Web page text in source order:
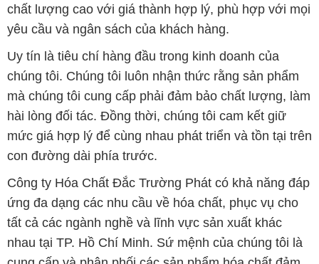
chất lượng cao với giá thành hợp lý, phù hợp với mọi
yêu cầu và ngân sách của khách hàng.
Uy tín là tiêu chí hàng đầu trong kinh doanh của
chúng tôi. Chúng tôi luôn nhận thức rằng sản phẩm
mà chúng tôi cung cấp phải đảm bảo chất lượng, làm
hài lòng đối tác. Đồng thời, chúng tôi cam kết giữ
mức giá hợp lý để cùng nhau phát triển và tồn tại trên
con đường dài phía trước.
Công ty Hóa Chất Đắc Trường Phát có khả năng đáp
ứng đa dạng các nhu cầu về hóa chất, phục vụ cho
tất cả các ngành nghề và lĩnh vực sản xuất khác
nhau tại TP. Hồ Chí Minh. Sứ mệnh của chúng tôi là